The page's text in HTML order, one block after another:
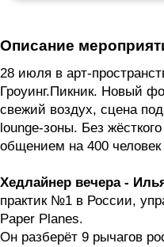
Описание
28 июля в арт-
Гроуинг.Пикник. Новый
свежий воздух, сцена
lounge-зоны. Без
общением на 400
Хедлайнер вечера -
практик №1 в России,
Paper Planes.
Он разберёт 9 рычагов